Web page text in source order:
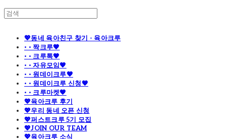
💖동네 육아친구 찾기 - 육아크루
· · 짝크루🧡
· · 크루톡🧡
· · 자유모임🧡
· · 원데이크루🧡
· · 원데이크루 신청🧡
· · 크루마켓🧡
💖육아크루 후기
💖우리 동네 오픈 신청
💖퍼스트크루 5기 모집
💖JOIN OUR TEAM
💖육아크루 소식